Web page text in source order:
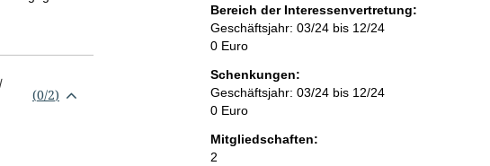
(0/2)
i
s
:
Bereich der Interessenvertretung:
Geschäftsjahr: 03/24 bis 12/24
0 Euro
Schenkungen:
Geschäftsjahr: 03/24 bis 12/24
0 Euro
Mitgliedschaften:
2